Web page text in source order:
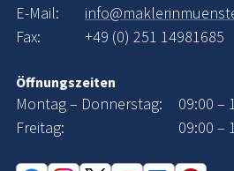
E-Mail:
Fax:
+49 (0) 251 14981685
Öffnungszeiten
Montag – Donnerstag:
09:00 –
Freitag:
09:00 –